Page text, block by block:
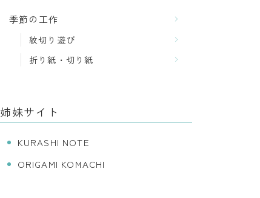
季節の工作
紋切り遊び
折り紙・切り紙
姉妹サイト
KURASHI NOTE
ORIGAMI KOMACHI